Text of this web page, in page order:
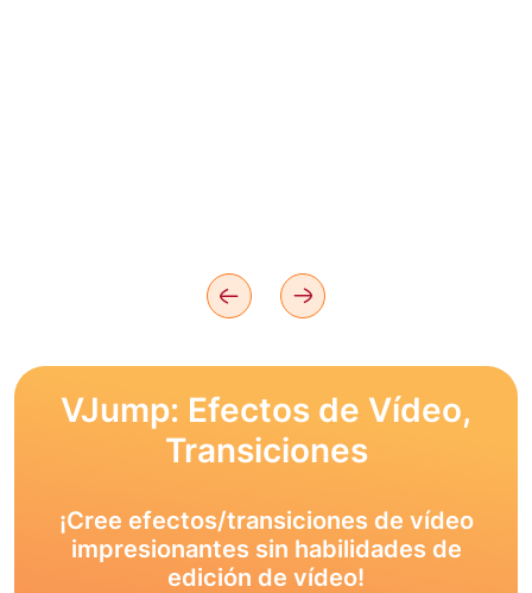
VJump: Efectos de Vídeo,
Transiciones
¡Cree efectos/transiciones de vídeo
impresionantes sin habilidades de
edición de vídeo!